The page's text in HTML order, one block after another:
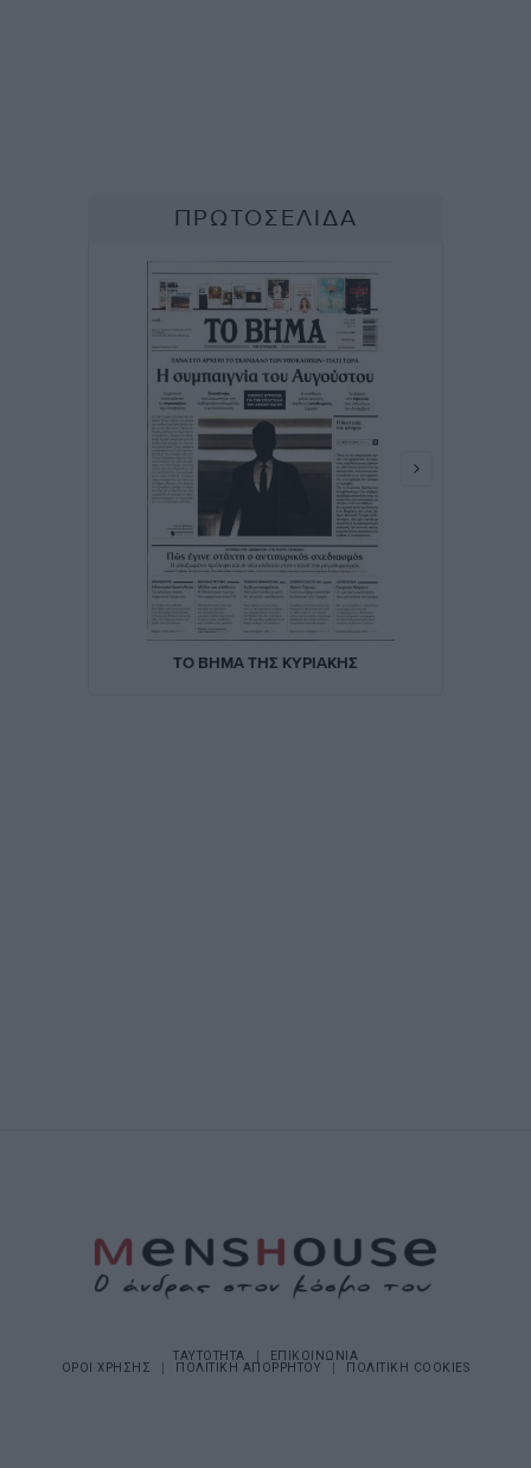
ΤΑΥΤΟΤΗΤΑ
ΕΠΙΚΟΙΝΩΝΙΑ
ΟΡΟΙ ΧΡΗΣΗΣ
ΠΟΛΙΤΙΚΗ ΑΠΟΡΡΗΤΟΥ ΠΟΛΙΤΙΚΗ COOKIES